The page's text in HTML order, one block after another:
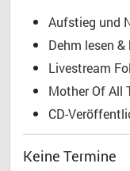
Aufstieg und
Dehm lesen &
Livestream
Mother Of All
CD-
Keine Termine